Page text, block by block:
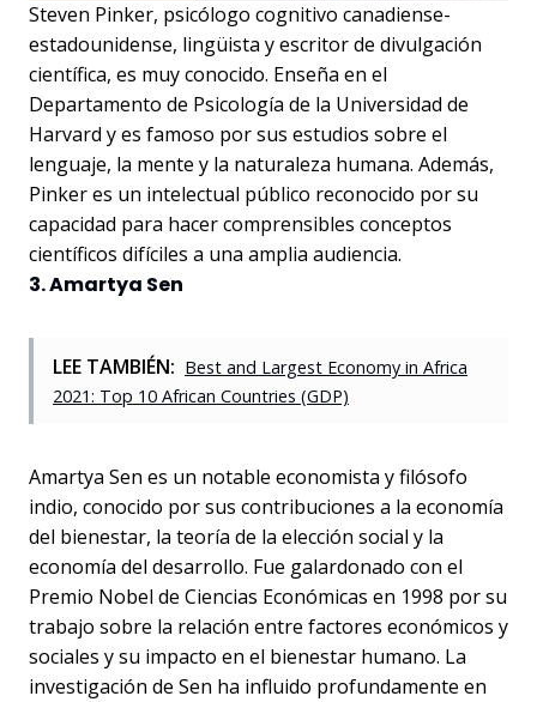
Steven Pinker, psicólogo cognitivo canadiense-
estadounidense, lingüista y escritor de divulgación
científica, es muy conocido. Enseña en el
Departamento de Psicología de la Universidad de
Harvard y es famoso por sus estudios sobre el
lenguaje, la mente y la naturaleza humana. Además,
Pinker es un intelectual público reconocido por su
capacidad para hacer comprensibles conceptos
científicos difíciles a una amplia audiencia.
3. Amartya Sen
LEE TAMBIÉN: Best and Largest Economy in Africa
2021: Top 10 African Countries (GDP)
Amartya Sen es un notable economista y filósofo
indio, conocido por sus contribuciones a la economía
del bienestar, la teoría de la elección social y la
economía del desarrollo. Fue galardonado con el
Premio Nobel de Ciencias Económicas en 1998 por su
trabajo sobre la relación entre factores económicos y
sociales y su impacto en el bienestar humano. La
investigación de Sen ha influido profundamente en